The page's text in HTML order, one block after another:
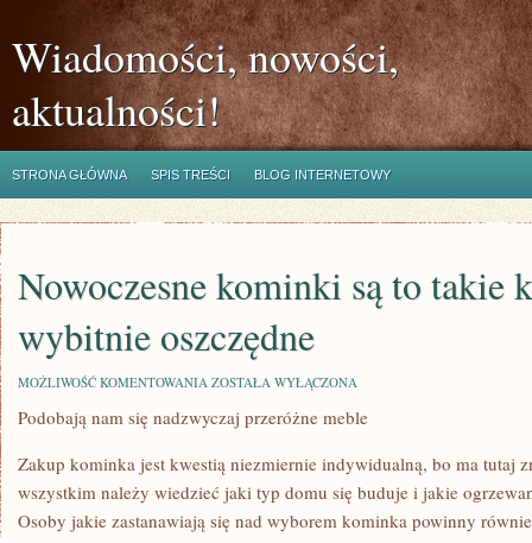
Wiadomości, nowości,
aktualności!
STRONA GŁÓWNA SPIS TREŚCI BLOG INTERNETOWY
Nowoczesne kominki są to takie
wybitnie oszczędne
MOŻLIWOŚĆ KOMENTOWANIA NOWOCZESNE
SĄ
KOMINKI
KTÓRE
SĄ
WYBITNIE
ZOSTAŁA WYŁĄCZONA
Podobają nam się nadzwyczaj przeróżne meble
Zakup kominka jest kwestią niezmiernie indywidualną, bo ma tutaj
wszystkim należy wiedzieć jaki typ domu się buduje i jakie
Osoby jakie zastanawiają się nad wyborem kominka powinny